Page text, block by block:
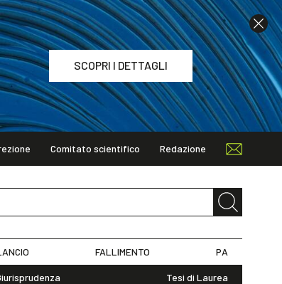
SCOPRI I DETTAGLI
Comitato scientifico Redazione
FALLIMENTO PA
Tesi di Laurea